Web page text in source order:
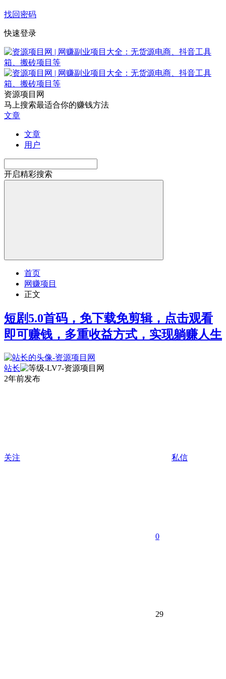
找回密码
快速登录
资源项目网
马上搜索最适合你的赚钱方法
文章
文章
用户
开启精彩搜索
首页
网赚项目
正文
短剧5.0首码，免下载免剪辑，点击观看
即可赚钱，多重收益方式，实现躺赚人生
站长
2年前发布
关注 私信
0
29